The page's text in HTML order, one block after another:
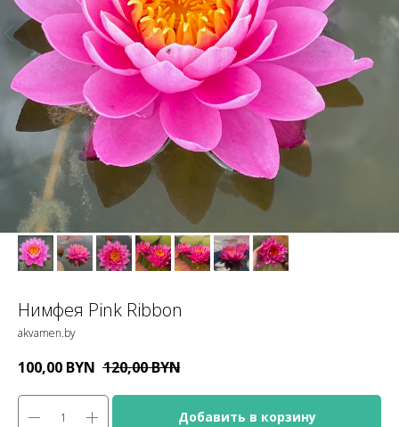
Нимфея Pink Ribbon
akvamen.by
100,00 BYN 120,00BYN
Добавить в корзину